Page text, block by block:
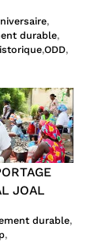
,
durable,
,ODD,
JOAL
durable,
,